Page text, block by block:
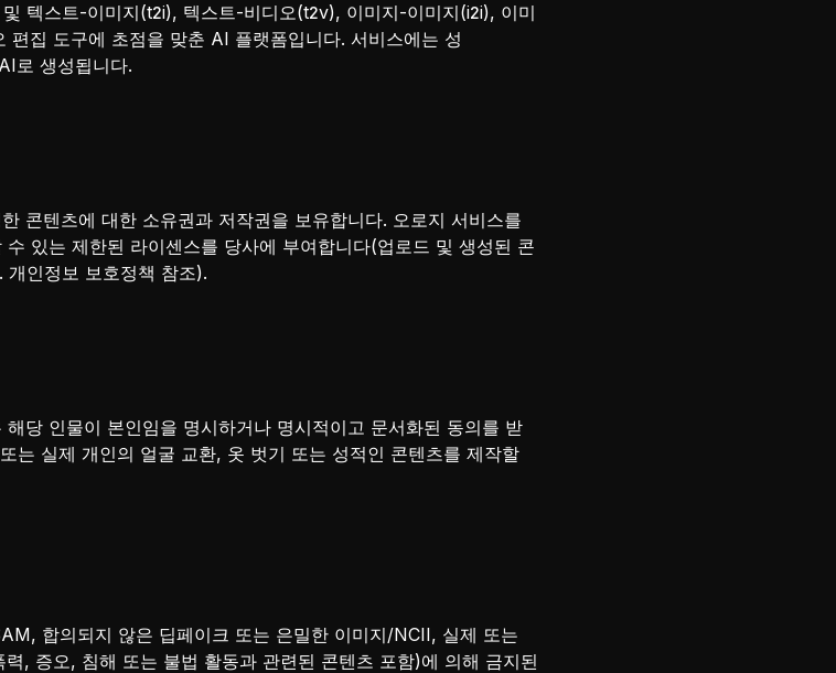
텍스트-이미지(t2i), 텍스트-비디오(t2v), 이미지-이미지(i2i), 이미
집 도구에 초점을 맞춘 AI 플랫폼입니다. 서비스에는 성
로 생성됩니다.
콘텐츠에 대한 소유권과 저작권을 보유합니다. 오로지 서비스를
있는 제한된 라이센스를 당사에 부여합니다(업로드 및 생성된 콘
개인정보 보호정책 참조).
당 인물이 본인임을 명시하거나 명시적이고 문서화된 동의를 받
는 실제 개인의 얼굴 교환, 옷 벗기 또는 성적인 콘텐츠를 제작할
합의되지 않은 딥페이크 또는 은밀한 이미지/NCII, 실제 또는
, 증오, 침해 또는 불법 활동과 관련된 콘텐츠 포함)에 의해 금지된